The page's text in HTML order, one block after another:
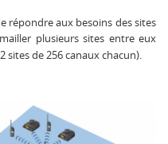
répondre aux besoins des sites
plusieurs sites entre eux
sites de 256 canaux chacun).